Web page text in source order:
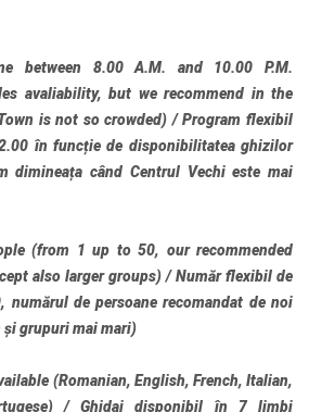
between 8.00 A.M. and 10.00 P.M.
avaliability, but we recommend in the
is not so crowded) /Program flexibil
în funcție de disponibilitatea ghizilor
dimineața când Centrul Vechi este mai
(from 1 up to 50, our recommended
also larger groups) /Număr flexibil de
numărul de persoane recomandat de noi
și grupuri mai mari)
(Romanian, English, French, Italian,
/ Ghidaj disponibil în 7 limbi